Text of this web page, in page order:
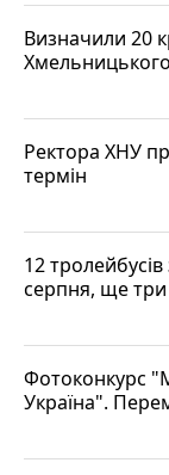
Визначили 20
Ректора ХНУ
термін
12
серпня, ще три
Фотоконкурс
Україна".